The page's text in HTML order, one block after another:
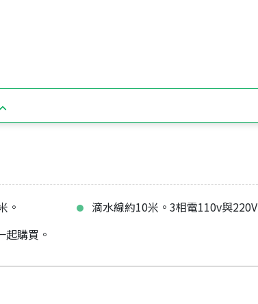
。
滴水線約10米。3相電110v與220V
起購買。